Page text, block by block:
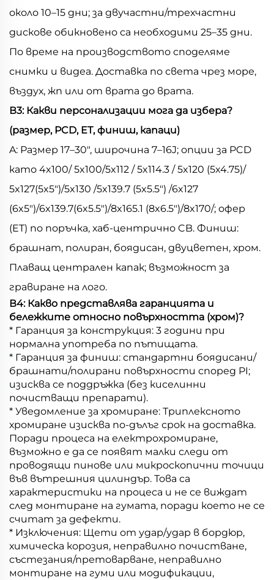
около 10–15 дни; за двучастни/трехчастни
дискове обикновено са необходими 25–35 дни.
По време на производството споделяме
снимки и видеа. Доставка по света чрез море,
въздух, жп или от врата до врата.
В3: Какви персонализации мога да избера?
(размер, PCD, ET, финиш, капаци)
A: Размер 17–30", широчина 7–16J; опции за PCD
като 4x100/ 5x100/5x112 / 5x114.3 / 5x120 (5x4.75)/
5x127(5x5")/5x130 /5x139.7 (5x5.5") /6x127
(6x5")/6x139.7(6x5.5")/8x165.1 (8x6.5")/8x170/; офер
(ET) по поръчка, хаб-центрично CB. Финиш:
брашнат, полиран, боядисан, двуцветен, хром.
Плаващ централен капак; възможност за
гравиране на лого.
В4: Какво представлява гаранцията и
бележките относно повърхността (хром)?
* Гаранция за конструкция: 3 години при
нормална употреба по пътищата.
* Гаранция за финиш: стандартни боядисани/
брашнати/полирани повърхности според PI;
изисква се поддръжка (без киселинни
почистващи препарати).
* Уведомление за хромиране: Триплексното
хромиране изисква по-дълъг срок на доставка.
Поради процеса на електрохромиране,
възможно е да се появят малки следи от
проводящи пинове или микроскопични точици
във вътрешния цилиндър. Това са
характеристики на процеса и не се виждат
след монтиране на гумата, поради което не се
считат за дефекти.
* Изключения: Щети от удар/удар в бордюр,
химическа корозия, неправилно почистване,
състезания/претоварване, неправилно
монтиране на гуми или модификации,